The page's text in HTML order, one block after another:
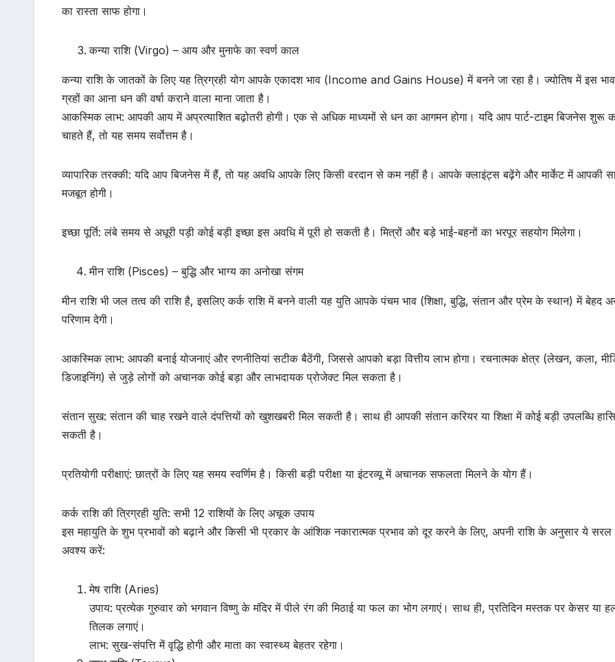
का रास्ता साफ होगा।
कन्या राशि (Virgo) – आय और मुनाफे का स्वर्ण काल
कन्या राशि के जातकों के लिए यह त्रिग्रही योग आपके एकादश भाव (Income and Gains House) में बनने जा रहा है। ज्योतिष में इस
ग्रहों का आना धन की वर्षा कराने वाला माना जाता है।
आकस्मिक लाभ: आपकी आय में अप्रत्याशित बढ़ोतरी होगी। एक से अधिक माध्यमों से धन का आगमन होगा। यदि आप पार्ट-टाइम बिजनेस शुरू
चाहते हैं, तो यह समय सर्वोत्तम है।
व्यापारिक तरक्की: यदि आप बिजनेस में हैं, तो यह अवधि आपके लिए किसी वरदान से कम नहीं है। आपके क्लाइंट्स बढ़ेंगे और मार्केट में आपकी
मजबूत होगी।
इच्छा पूर्ति: लंबे समय से अधूरी पड़ी कोई बड़ी इच्छा इस अवधि में पूरी हो सकती है। मित्रों और बड़े भाई-बहनों का भरपूर सहयोग मिलेगा।
मीन राशि (Pisces) – बुद्धि और भाग्य का अनोखा संगम
मीन राशि भी जल तत्व की राशि है, इसलिए कर्क राशि में बनने वाली यह युति आपके पंचम भाव (शिक्षा, बुद्धि, संतान और प्रेम के स्थान) में बेहद
परिणाम देगी।
आकस्मिक लाभ: आपकी बनाई योजनाएं और रणनीतियां सटीक बैठेंगी, जिससे आपको बड़ा वित्तीय लाभ होगा। रचनात्मक क्षेत्र (लेखन, कला,
डिजाइनिंग) से जुड़े लोगों को अचानक कोई बड़ा और लाभदायक प्रोजेक्ट मिल सकता है।
संतान सुख: संतान की चाह रखने वाले दंपत्तियों को खुशखबरी मिल सकती है। साथ ही आपकी संतान करियर या शिक्षा में कोई बड़ी उपलब्धि
सकती है।
प्रतियोगी परीक्षाएं: छात्रों के लिए यह समय स्वर्णिम है। किसी बड़ी परीक्षा या इंटरव्यू में अचानक सफलता मिलने के योग हैं।
कर्क राशि की त्रिग्रही युति: सभी 12 राशियों के लिए अचूक उपाय
इस महायुति के शुभ प्रभावों को बढ़ाने और किसी भी प्रकार के आंशिक नकारात्मक प्रभाव को दूर करने के लिए, अपनी राशि के अनुसार ये सरल
अवश्य करें:
मेष राशि (Aries)
उपाय: प्रत्येक गुरुवार को भगवान विष्णु के मंदिर में पीले रंग की मिठाई या फल का भोग लगाएं। साथ ही, प्रतिदिन मस्तक पर केसर या
तिलक लगाएं।
लाभ: सुख-संपत्ति में वृद्धि होगी और माता का स्वास्थ्य बेहतर रहेगा।